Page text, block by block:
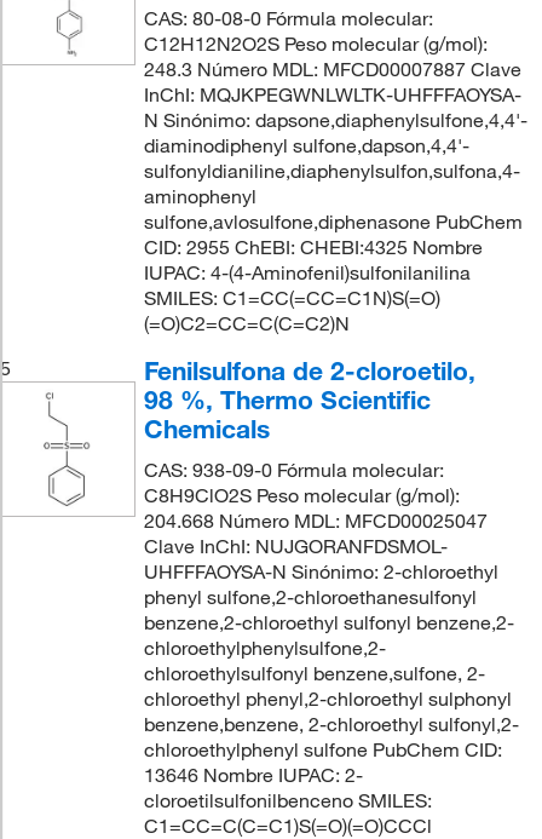
CAS: 80-08-0 Fórmula molecular:
C12H12N2O2S Peso molecular (g/mol):
248.3 Número MDL: MFCD00007887 Clave
InChI: MQJKPEGWNLWLTK-UHFFFAOYSA-
N Sinónimo: dapsone,diaphenylsulfone,4,4'-
diaminodiphenyl sulfone,dapson,4,4'-
sulfonyldianiline,diaphenylsulfon,sulfona,4-
aminophenyl
sulfone,avlosulfone,diphenasone PubChem
CID: 2955 ChEBI: CHEBI:4325 Nombre
IUPAC: 4-(4-Aminofenil)sulfonilanilina
SMILES: C1=CC(=CC=C1N)S(=O)
(=O)C2=CC=C(C=C2)N
5
Fenilsulfona de 2-cloroetilo,
98 %, Thermo Scientific
Chemicals
CAS: 938-09-0 Fórmula molecular:
C8H9ClO2S Peso molecular (g/mol):
204.668 Número MDL: MFCD00025047
Clave InChI: NUJGORANFDSMOL-
UHFFFAOYSA-N Sinónimo: 2-chloroethyl
phenyl sulfone,2-chloroethanesulfonyl
benzene,2-chloroethyl sulfonyl benzene,2-
chloroethylphenylsulfone,2-
chloroethylsulfonyl benzene,sulfone, 2-
chloroethyl phenyl,2-chloroethyl sulphonyl
benzene,benzene, 2-chloroethyl sulfonyl,2-
chloroethylphenyl sulfone PubChem CID:
13646 Nombre IUPAC: 2-
cloroetilsulfonilbenceno SMILES:
C1=CC=C(C=C1)S(=O)(=O)CCCl